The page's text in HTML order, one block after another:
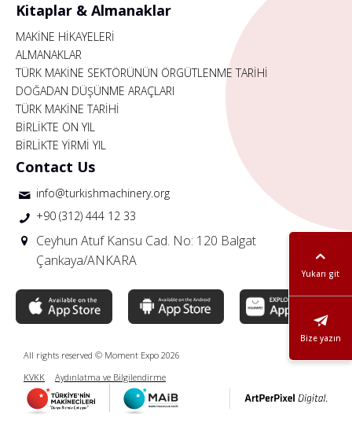
Yukarı git
Bize yazın
Kitaplar & Almanaklar
MAKİNE HİKAYELERİ
ALMANAKLAR
TÜRK MAKİNE SEKTÖRÜNÜN ÖRGÜTLENME TARİHİ
DOĞADAN DÜŞÜNME ARAÇLARI
TÜRK MAKİNE TARİHİ
BİRLİKTE ON YIL
BİRLİKTE YİRMİ YIL
Contact Us
info@turkishmachinery.org
+90 (312) 444 12 33
Ceyhun Atuf Kansu Cad. No: 120 Balgat
Çankaya/ANKARA
All rights reserved © Moment Expo 2026
KVKK
Aydınlatma ve Bilgilendirme